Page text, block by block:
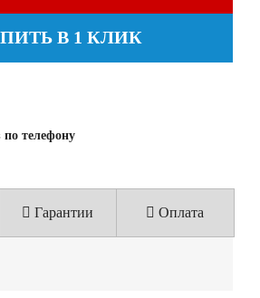
В 1 КЛИК
телефону
Гарантии Оплата